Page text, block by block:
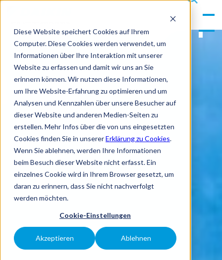
Diese Website speichert Cookies auf Ihrem
Computer. Diese Cookies werden verwendet, um
Informationen über Ihre Interaktion mit unserer
Website zu erfassen und damit wir uns an Sie
erinnern können. Wir nutzen diese Informationen,
um Ihre Website-Erfahrung zu optimieren und um
Analysen und Kennzahlen über unsere Besucher auf
dieser Website und anderen Medien-Seiten zu
erstellen. Mehr Infos über die von uns eingesetzten
Cookies finden Sie in unsererErklärung zu Cookies.
Wenn Sie ablehnen, werden Ihre Informationen
beim Besuch dieser Website nicht erfasst. Ein
einzelnes Cookie wird in Ihrem Browser gesetzt, um
daran zu erinnern, dass Sie nicht nachverfolgt
werden möchten.
Cookie-Einstellungen
Akzeptieren Ablehnen
s
ea